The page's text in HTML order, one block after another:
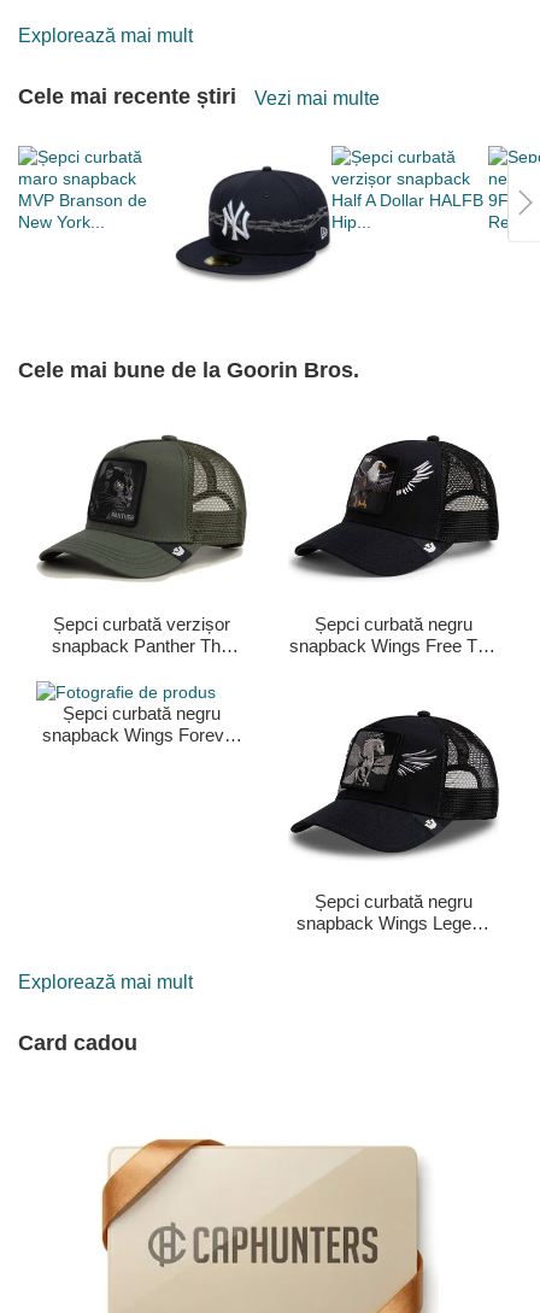
Explorează mai mult
Cele mai recente știri Vezi mai multe
Cele mai bune de la Goorin Bros.
Șepci curbată verzișor
snapback Panther The
Șepci curbată negru
snapback Wings Free The
Șepci curbată negru
snapback Wings Forever
Șepci curbată negru
snapback Wings Legend
Explorează mai mult
Card cadou